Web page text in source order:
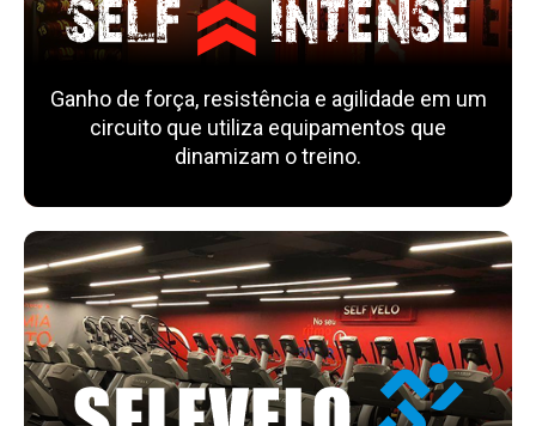
Ganho de força, resistência e agilidade em um
circuito que utiliza equipamentos que
dinamizam o treino.